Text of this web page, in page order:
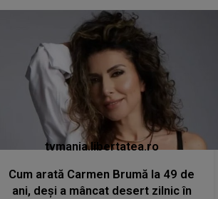
tvmania.libertatea.ro
Cum arată Carmen Brumă la 49 de
ani, deși a mâncat desert zilnic în